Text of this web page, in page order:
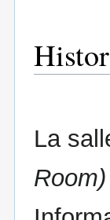
La
Room)